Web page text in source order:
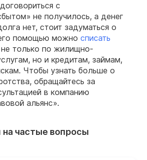
с
не получилось, а денег
нет, стоит задуматься о
помощью можно списать
не только по жилищно-
но и кредитам, займам,
Чтобы узнать больше о
обращайтесь за
в компанию
альянс».
на частые вопросы